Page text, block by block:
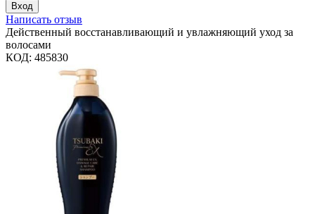
Вход
Написать отзыв
Действенный восстанавливающий и увлажняющий уход за
волосами
КОД: 485830